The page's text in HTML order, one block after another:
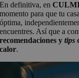
En definitiva, en
momento para que tu
óptima,
encuentres. Así que a
recomendaciones ytips
calor.